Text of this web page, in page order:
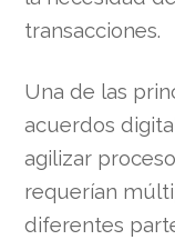
transacciones.
Una de las
acuerdos
agilizar
requerían
diferentes